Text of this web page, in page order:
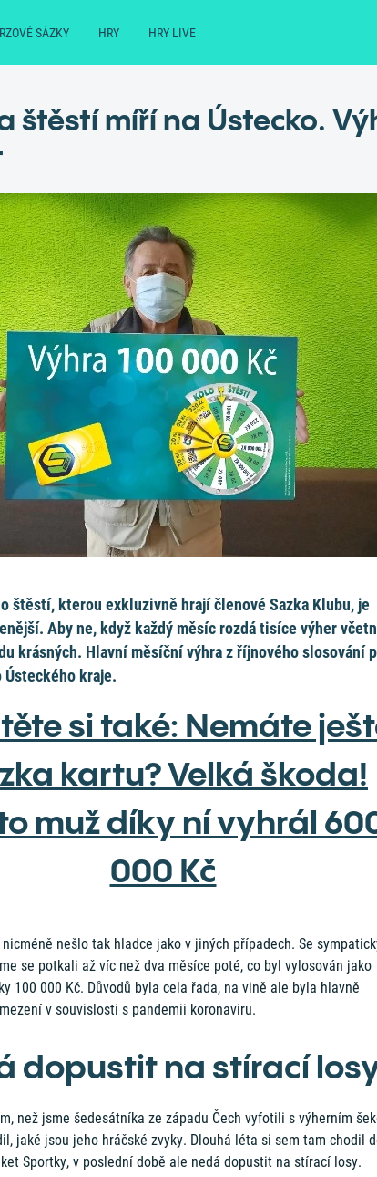
SÁZKY HRY HRY LIVE
štěstí míří na Ústecko.
štěstí, kterou exkluzivně hrají členové Sazka Klubu, je
Aby ne, když každý měsíc rozdá tisíce výher
krásných. Hlavní měsíční výhra z říjnového slosování
Ústeckého kraje.
si také: Nemáte
kartu? Velká škoda!
muž díky ní vyhrál
000 Kč
nešlo tak hladce jako v jiných případech. Se
se potkali až víc než dva měsíce poté, co byl vylosován jako
100 000 Kč. Důvodů byla cela řada, na vině ale byla hlavně
v souvislosti s pandemii koronaviru.
dopustit na stírací
než jsme šedesátníka ze západu Čech vyfotili s výherním
jaké jsou jeho hráčské zvyky. Dlouhá léta si sem tam chodil
Sportky, v poslední době ale nedá dopustit na stírací losy.